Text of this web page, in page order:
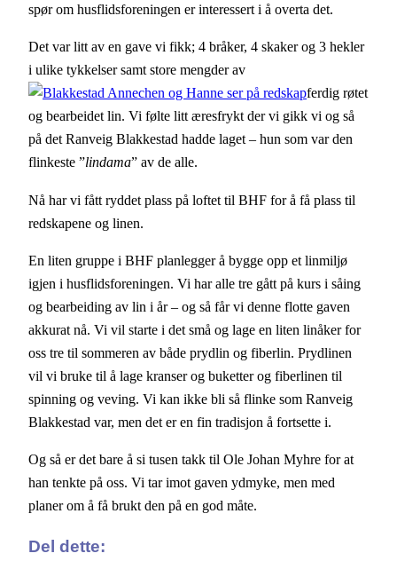
spør om husflidsforeningen er interessert i å overta det.
Det var litt av en gave vi fikk; 4 bråker, 4 skaker og 3 hekler
i ulike tykkelser samt store mengder av
ferdig røtet
og bearbeidet lin. Vi følte litt æresfrykt der vi gikk vi og så
på det Ranveig Blakkestad hadde laget – hun som var den
flinkeste ”lindama” av de alle.
Nå har vi fått ryddet plass på loftet til BHF for å få plass til
redskapene og linen.
En liten gruppe i BHF planlegger å bygge opp et linmiljø
igjen i husflidsforeningen. Vi har alle tre gått på kurs i såing
og bearbeiding av lin i år – og så får vi denne flotte gaven
akkurat nå. Vi vil starte i det små og lage en liten linåker for
oss tre til sommeren av både prydlin og fiberlin. Prydlinen
vil vi bruke til å lage kranser og buketter og fiberlinen til
spinning og veving. Vi kan ikke bli så flinke som Ranveig
Blakkestad var, men det er en fin tradisjon å fortsette i.
Og så er det bare å si tusen takk til Ole Johan Myhre for at
han tenkte på oss. Vi tar imot gaven ydmyke, men med
planer om å få brukt den på en god måte.
Del dette: